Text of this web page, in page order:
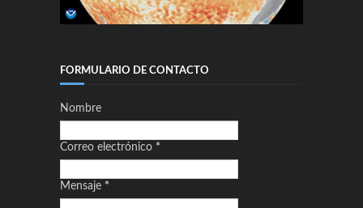
FORMULARIO DE CONTACTO
Nombre
Correo electrónico *
Mensaje *